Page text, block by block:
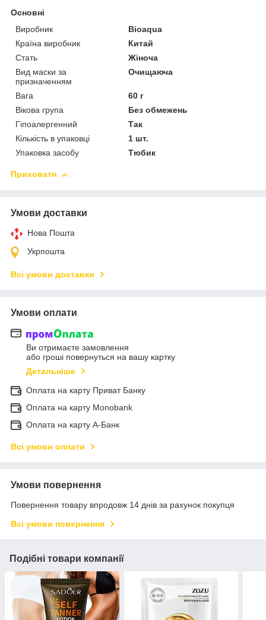
Основні
Виробник
Bioaqua
Країна виробник
Китай
Стать
Жіноча
Вид маски за
призначенням
Очищаюча
Вага
60 г
Вікова група
Без обмежень
Гіпоалергенний
Так
Кількість в упаковці
1 шт.
Упаковка засобу
Тюбик
Приховати
Умови доставки
Нова Пошта
Укрпошта
Всі умови доставки
Умови оплати
Ви отримаєте замовлення
або гроші повернуться на вашу картку
Детальніше
Оплата на карту Приват Банку
Оплата на карту Monobank
Оплата на карту А-Банк
Всі умови оплати
Умови повернення
Повернення товару впродовж 14 днів за рахунок покупця
Всі умови повернення
Подібні товари компанії